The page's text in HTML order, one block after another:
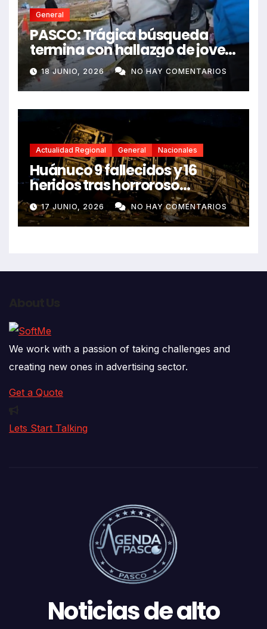
General
PASCO: Trágica búsqueda
termina con hallazgo de joven
sin vida en Rancas
18 JUNIO, 2026 NO HAY COMENTARIOS
Actualidad Regional General Nacionales
Huánuco 9 fallecidos y 16
heridos tras horroroso
despiste de bus Real Chancas
que impactó contra vivienda
17 JUNIO, 2026 NO HAY COMENTARIOS
We work with a passion of taking challenges and
creating new ones in advertising sector.
Get a Quote
Lets Start Talking
Noticias de alto